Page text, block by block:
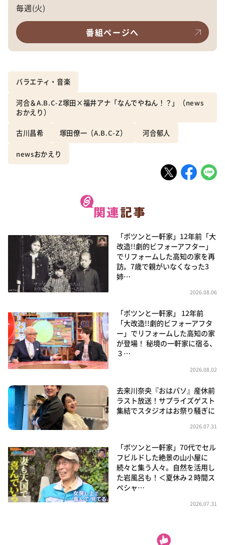
毎週(火)
番組ページへ
バラエティ・音楽
河合＆A.B.C-Z塚田×福井アナ「なんでやねん！？」（news
おかえり）
古川昌希 塚田僚一（A.B.C-Z） 河合郁人
newsおかえり
「ポツンと一軒家」12年前「大
改造!!劇的ビフォーアフター」
でリフォームした高知の家を再
訪。7歳で親がいなくなった3
姉…
2026.08.06
「ポツンと一軒家」 12年前
「大改造!!劇的ビフォーアフタ
ー」でリフォームした高知の家
が登場！ 秘境の一軒家に宿る、
３…
2026.08.02
去来川奈央『おはパソ』産休前
ラスト放送！サプライズゲスト
集結でスタジオはお祭り騒ぎに
2026.07.31
「ポツンと一軒家」70代でセル
フビルドした絶景の山小屋に
続々と集う人々。自然を活用し
た岩風呂も！＜夏休み２時間ス
ペシャ…
2026.07.31